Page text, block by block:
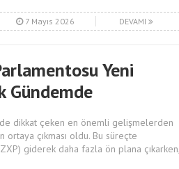
7 Mayıs 2026 DEVAMI
Yeni
Gündemde
dikkat çeken en önemli gelişmelerden
çıkması oldu. Bu süreçte
giderek daha fazla ön plana çıkarken,